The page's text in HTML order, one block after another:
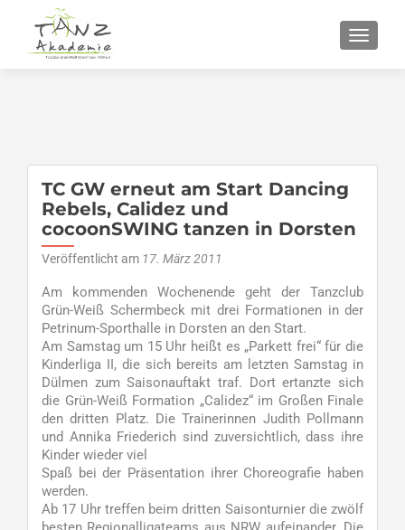
TC GW erneut am Start Dancing
Rebels, Calidez und
cocoonSWING tanzen in Dorsten
Veröffentlicht am 17. März 2011
Am kommenden Wochenende geht der Tanzclub
Grün-Weiß Schermbeck mit drei Formationen in der
Petrinum-Sporthalle in Dorsten an den Start.
Am Samstag um 15 Uhr heißt es „Parkett frei“ für die
Kinderliga II, die sich bereits am letzten Samstag in
Dülmen zum Saisonauftakt traf. Dort ertanzte sich
die Grün-Weiß Formation „Calidez“ im Großen Finale
den dritten Platz. Die Trainerinnen Judith Pollmann
und Annika Friederich sind zuversichtlich, dass ihre
Kinder wieder viel
Spaß bei der Präsentation ihrer Choreografie haben
werden.
Ab 17 Uhr treffen beim dritten Saisonturnier die zwölf